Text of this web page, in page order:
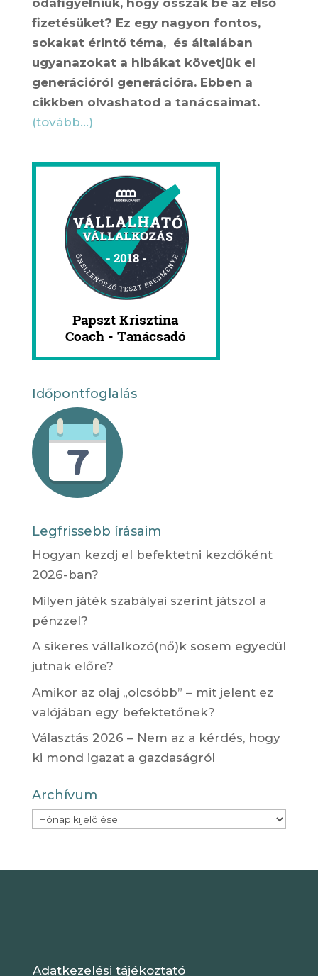
odafigyelniük, hogy osszák be az első
fizetésüket? Ez egy nagyon fontos,
sokakat érintő téma, és általában
ugyanazokat a hibákat követjük el
generációról generációra. Ebben a
cikkben olvashatod a tanácsaimat.
(tovább…)
Időpontfoglalás
Legfrissebb írásaim
Hogyan kezdj el befektetni kezdőként
2026-ban?
Milyen játék szabályai szerint játszol a
pénzzel?
A sikeres vállalkozó(nő)k sosem egyedül
jutnak előre?
Amikor az olaj „olcsóbb” – mit jelent ez
valójában egy befektetőnek?
Választás 2026 – Nem az a kérdés, hogy
ki mond igazat a gazdaságról
Archívum
Archívum
Adatkezelési tájékoztató